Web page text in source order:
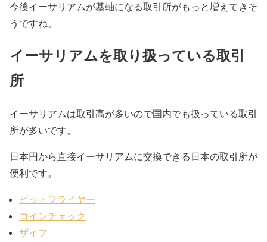
今後イーサリアムが基軸になる取引所がもっと増えてきそ
うですね。
イーサリアムを取り扱っている取引
所
イーサリアムは取引高が多いので国内でも扱っている取引
所が多いです。
日本円から直接イーサリアムに交換できる日本の取引所が
便利です。
ビットフライヤー
コインチェック
ザイフ